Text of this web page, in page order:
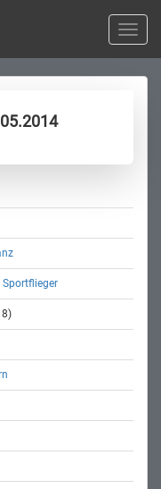
Toggle
Sportflieger
8)